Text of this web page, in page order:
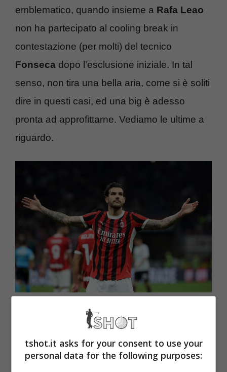
emblematico, quando insieme a Rafa Leao
non ha partecipato al cooling break in
contestazione (per molti) del tecnico
Fonseca dopo l’esclusione iniziale. In tal
senso, non tira una bella aria, come si è soliti
dire in questi casi, ed una big è adesso
pronta ad approfittarne. Vediamo le ultime a
riguardo.
Il francese pronto a dire
tshot.it asks for your consent to use your
personal data for the following purposes: